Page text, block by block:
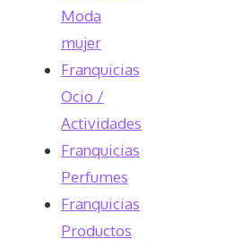
Moda
mujer
Franquicias
Ocio /
Actividades
Franquicias
Perfumes
Franquicias
Productos